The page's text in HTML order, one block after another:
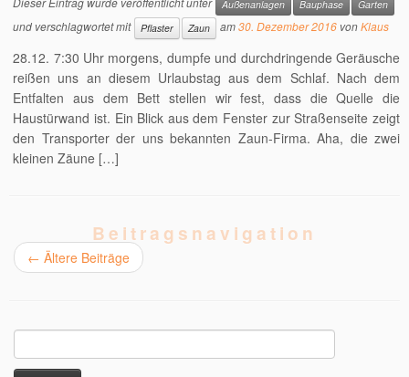
Außenanlagen Bauphase Garten
und verschlagwortet mit Pflaster Zaun am30. Dezember 2016 vonKlaus
28.12. 7:30 Uhr morgens, dumpfe und durchdringende Geräusche
reißen uns an diesem Urlaubstag aus dem Schlaf. Nach dem
Entfalten aus dem Bett stellen wir fest, dass die Quelle die
Haustürwand ist. Ein Blick aus dem Fenster zur Straßenseite zeigt
den Transporter der uns bekannten Zaun-Firma. Aha, die zwei
kleinen Zäune […]
Beitragsnavigation
← Ältere Beiträge
nach: